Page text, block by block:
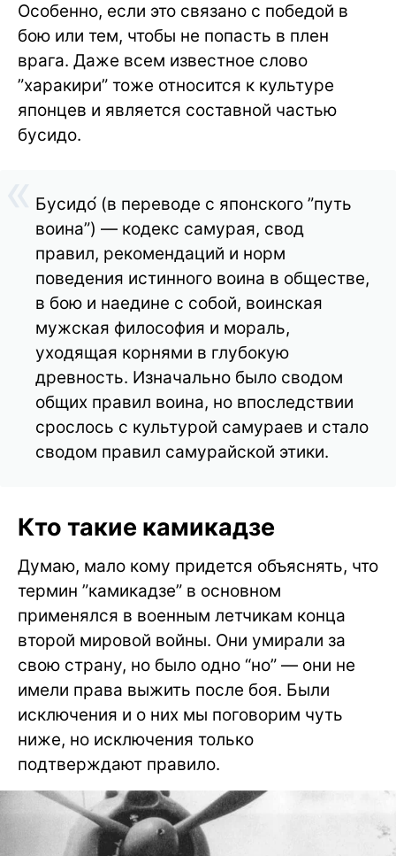
Особенно, если это связано с победой в
бою или тем, чтобы не попасть в плен
врага. Даже всем известное слово
”харакири” тоже относится к культуре
японцев и является составной частью
бусидо.
Бусидо́ (в переводе с японского ”путь
воина”) — кодекс самурая, свод
правил, рекомендаций и норм
поведения истинного воина в обществе,
в бою и наедине с собой, воинская
мужская философия и мораль,
уходящая корнями в глубокую
древность. Изначально было сводом
общих правил воина, но впоследствии
срослось с культурой самураев и стало
сводом правил самурайской этики.
Кто такие камикадзе
Думаю, мало кому придется объяснять, что
термин ”камикадзе” в основном
применялся в военным летчикам конца
второй мировой войны. Они умирали за
свою страну, но было одно “но” — они не
имели права выжить после боя. Были
исключения и о них мы поговорим чуть
ниже, но исключения только
подтверждают правило.